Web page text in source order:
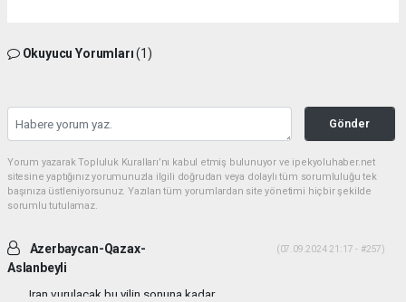
Okuyucu Yorumları(1)
Gönder
Yorum yazarak Topluluk Kuralları’nı kabul etmiş bulunuyor ve ipekyoluhaber.net
sitesine yaptığınız yorumunuzla ilgili doğrudan veya dolaylı tüm sorumluluğu tek
başınıza üstleniyorsunuz. Yazılan tüm yorumlardan site yönetimi hiçbir şekilde
sorumlu tutulamaz.
Azerbaycan-Qazax-
Aslanbeyli
(07.09.2024 21:17 - #257)
Iran vurulacak bu yilin sonuna kadar...